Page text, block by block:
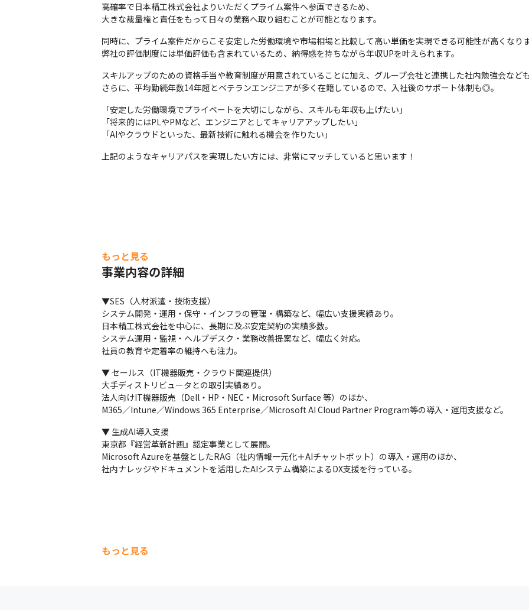
⑤製造メーカー向け社内ITインフラ運用・ヘルプデスク
≪業務内容≫
PC・モバイル端末のキッティング
社員向けヘルプデスク対応
≪環境≫
≪担当工程≫
運用・保守／問い合わせ対応／改善提案
高確率で日本精工株式会社よりいただくプライム案件へ参画できるため、
大きな裁量権と責任をもって日々の業務へ取り組むことが可能となります。
同時に、プライム案件だからこそ安定した労働環境や市場相場と比較して高い単価を実現できる可能性が高くなり
弊社の評価制度には単価評価も含まれているため、納得感を持ちながら年収UPを叶えられます。
スキルアップのための資格手当や教育制度が用意されていることに加え、グループ会社と連携した社内勉強会など
さらに、平均勤続年数14年超とベテランエンジニアが多く在籍しているので、入社後のサポート体制も◎。
「安定した労働環境でプライベートを大切にしながら、スキルも年収も上げたい」
「将来的にはPLやPMなど、エンジニアとしてキャリアアップしたい」
「AIやクラウドといった、最新技術に触れる機会を作りたい」
上記のようなキャリアパスを実現したい方には、非常にマッチしていると思います！
もっと見る
事業内容の詳細
▼SES（人材派遣・技術支援）
システム開発・運用・保守・インフラの管理・構築など、幅広い支援実績あり。
日本精工株式会社を中心に、長期に及ぶ安定契約の実績多数。
システム運用・監視・ヘルプデスク・業務改善提案など、幅広く対応。
社員の教育や定着率の維持へも注力。
▼ セールス（IT機器販売・クラウド関連提供）
大手ディストリビュータとの取引実績あり。
法人向けIT機器販売（Dell・HP・NEC・Microsoft Surface 等）のほか、
M365／Intune／Windows 365 Enterprise／Microsoft AI Cloud Partner Program等の導入・運用支援など。
▼ 生成AI導入支援
東京都『経営革新計画』認定事業として展開。
Microsoft Azureを基盤としたRAG（社内情報一元化＋AIチャットボット）の導入・運用のほか、
社内ナレッジやドキュメントを活用したAIシステム構築によるDX支援を行っている。
もっと見る